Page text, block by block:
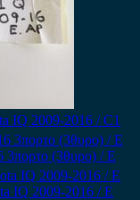
IQ 2009-2016 / C1
3πορτο (3θυρο) / Ε
IQ 2009-2016 / Ε